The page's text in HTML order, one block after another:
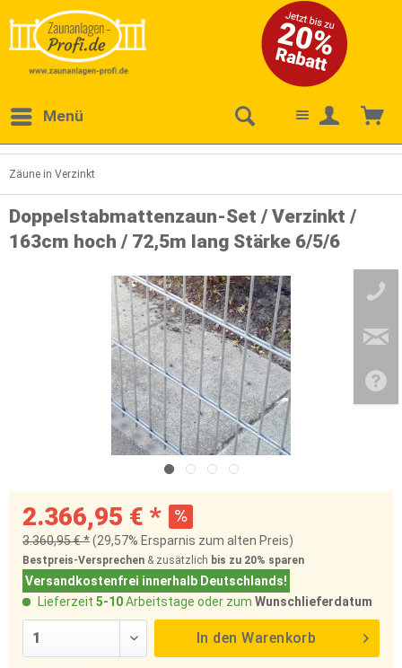
Menü
Zäune in Verzinkt
Doppelstabmattenzaun-Set / Verzinkt /
163cm hoch / 72,5m lang Stärke 6/5/6
2.366,95 € *
3.360,95 € *(29,57% Ersparnis zum alten Preis)
Bestpreis-Versprechen & zusätzlich bis zu 20% sparen
Versandkostenfrei innerhalb Deutschlands!
Lieferzeit 5-10Arbeitstage oder zum Wunschlieferdatum
In den Warenkorb